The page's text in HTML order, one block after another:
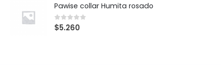
Pawise collar Humita rosado
0out of 5
$5.260